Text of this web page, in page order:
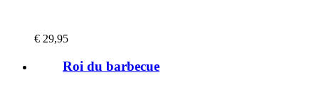
€ 29,95
Roi du barbecue